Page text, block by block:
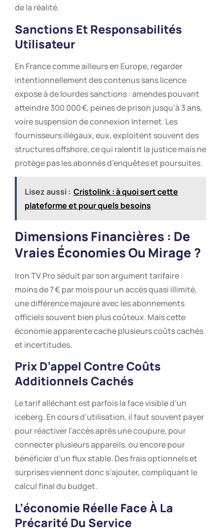
de la réalité.
Sanctions Et Responsabilités
Utilisateur
En France comme ailleurs en Europe, regarder
intentionnellement des contenus sans licence
expose à de lourdes sanctions : amendes pouvant
atteindre 300 000 €, peines de prison jusqu’à 3 ans,
voire suspension de connexion Internet. Les
fournisseurs illégaux, eux, exploitent souvent des
structures offshore, ce qui ralentit la justice mais ne
protège pas les abonnés d’enquêtes et poursuites.
Lisez aussi : Cristolink : à quoi sert cette
plateforme et pour quels besoins
Dimensions Financières : De
Vraies Économies Ou Mirage ?
Iron TV Pro séduit par son argument tarifaire :
moins de 7 € par mois pour un accès quasi illimité,
une différence majeure avec les abonnements
officiels souvent bien plus coûteux. Mais cette
économie apparente cache plusieurs coûts cachés
et incertitudes.
Prix D’appel Contre Coûts
Additionnels Cachés
Le tarif alléchant est parfois la face visible d’un
iceberg. En cours d’utilisation, il faut souvent payer
pour réactiver l’accès après une coupure, pour
connecter plusieurs appareils, ou encore pour
bénéficier d’un flux stable. Des frais optionnels et
surprises viennent donc s’ajouter, compliquant le
calcul final du budget.
L’économie Réelle Face À La
Précarité Du Service